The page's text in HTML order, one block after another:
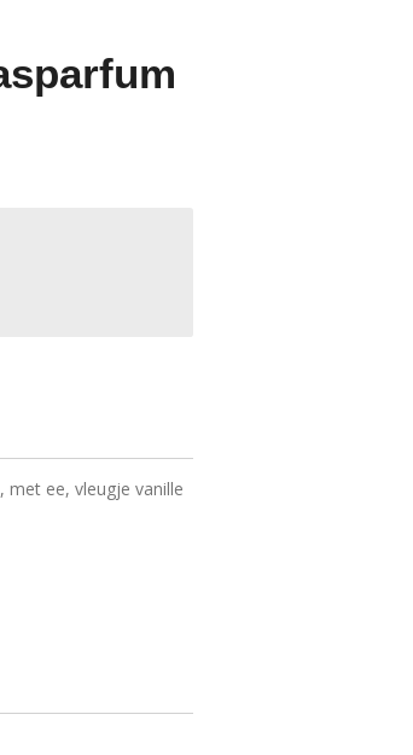
met ee, vleugje vanille